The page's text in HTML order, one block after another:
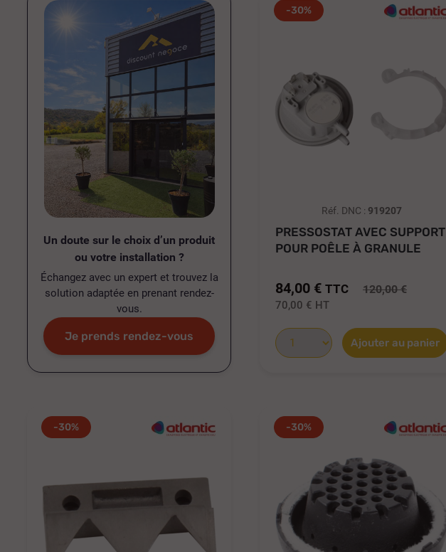
Un doute sur le choix d’un produit
ou votre installation ?
Échangez avec un expert et trouvez la
solution adaptée en prenant rendez-
vous.
Je prends rendez-vous
-30%
Réf. DNC : 919207
PRESSOSTAT AVEC SUPPORT
POUR POÊLE À GRANULE
84,00 € TTC 120,00 €
70,00 € HT
Ajouter au panier
-30% -30%